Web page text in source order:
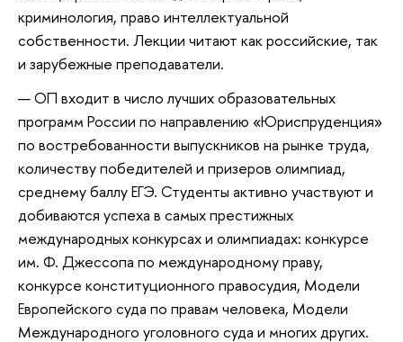
криминология, право интеллектуальной
собственности. Лекции читают как российские, так
и зарубежные преподаватели.
ОП входит в число лучших образовательных
программ России по направлению «Юриспруденция»
по востребованности выпускников на рынке труда,
количеству победителей и призеров олимпиад,
среднему баллу ЕГЭ. Студенты активно участвуют и
добиваются успеха в самых престижных
международных конкурсах и олимпиадах: конкурсе
им. Ф. Джессопа по международному праву,
конкурсе конституционного правосудия, Модели
Европейского суда по правам человека, Модели
Международного уголовного суда и многих других.